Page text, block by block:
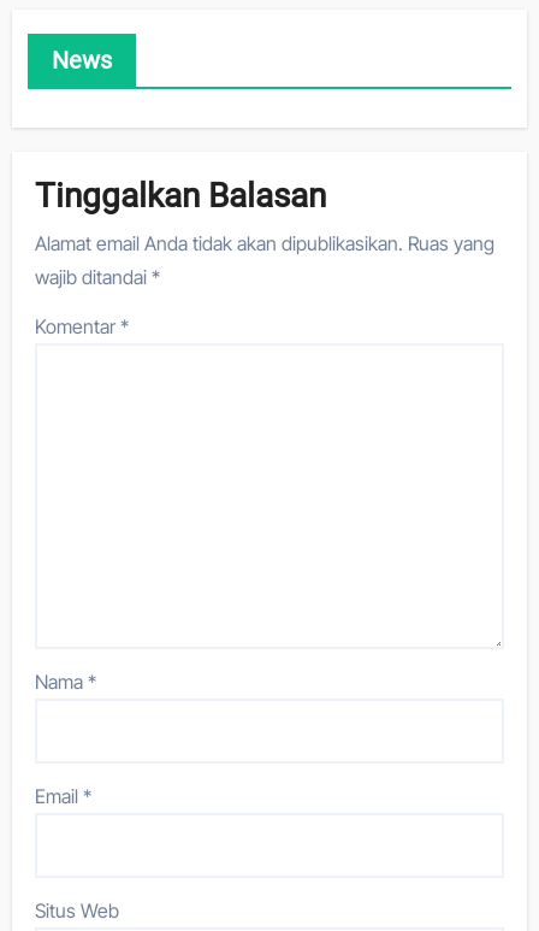
News
Tinggalkan Balasan
Alamat email Anda tidak akan dipublikasikan. Ruas yang
wajib ditandai*
Komentar*
Nama*
Email*
Situs Web